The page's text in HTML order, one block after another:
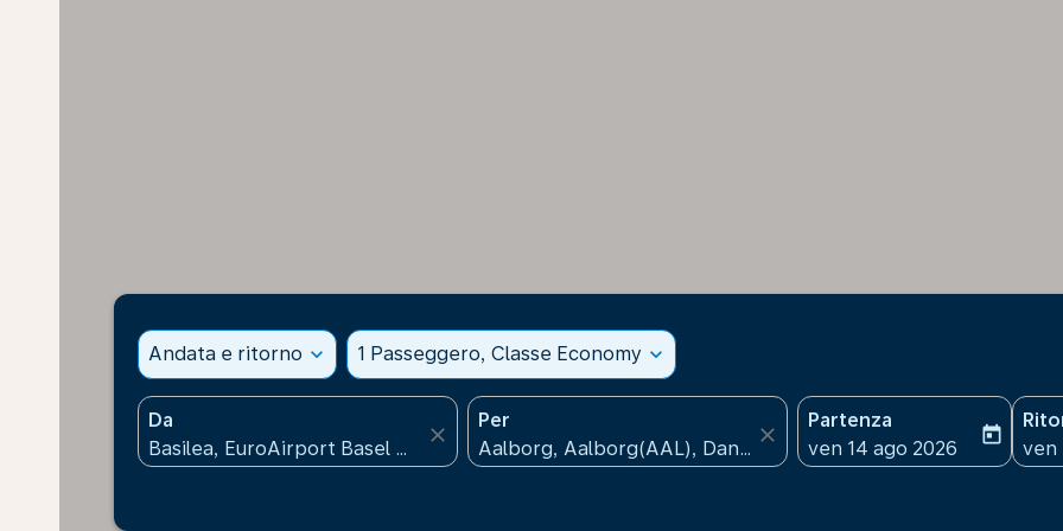
Andata e ritorno expand_more 1 Passeggero, Classe Economy expand_more
Da
close
Per
close
Partenza
fc-booking-departure-
ven 14 ago 2026
today
fc-
ven